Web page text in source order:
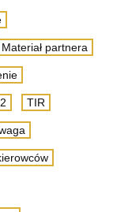
Materiał partnera
TIR